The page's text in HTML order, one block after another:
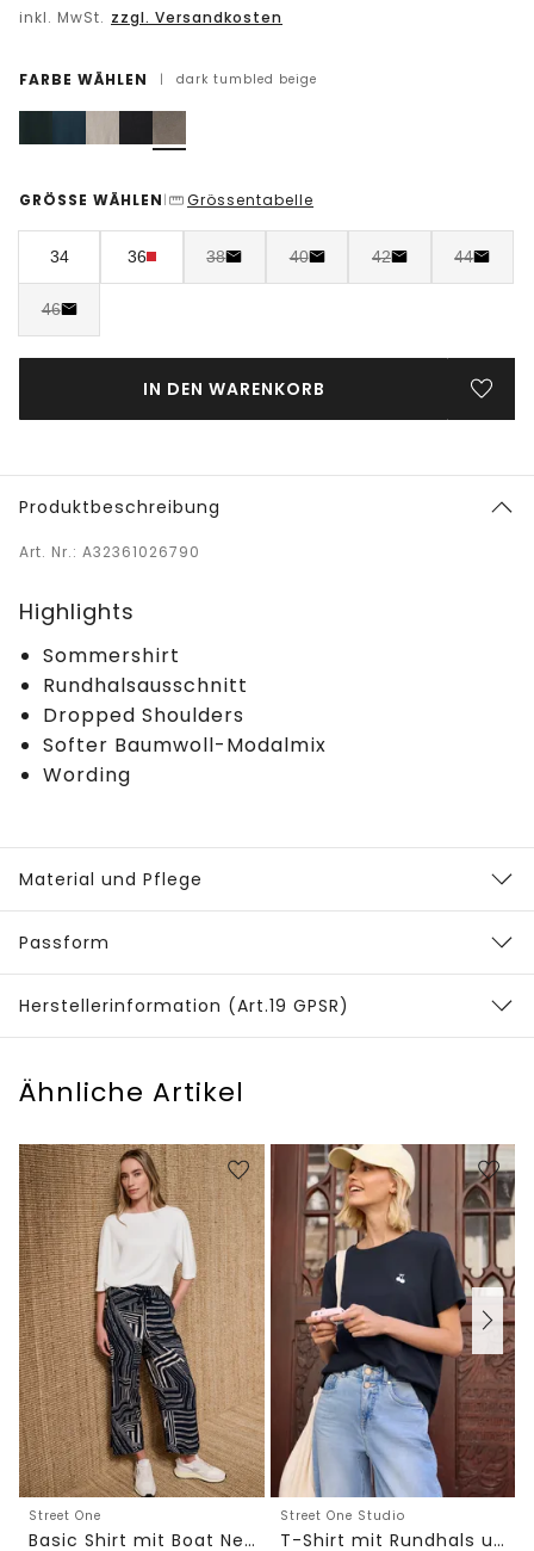
inkl. MwSt. zzgl. Versandkosten
FARBE WÄHLEN | dark tumbled beige
GRÖSSE WÄHLEN | Grössentabelle
34 36 38 40 42 44
46
IN DEN WARENKORB
Produktbeschreibung
Art. Nr.: A32361026790
Highlights
Sommershirt
Rundhalsausschnitt
Dropped Shoulders
Softer Baumwoll-Modalmix
Wording
Material und Pflege
Passform
Herstellerinformation (Art.19 GPSR)
Ähnliche Artikel
Street One
Basic Shirt mit Boat Neck und Elastikbund
Street One Studio
T-Shirt mit Rundhals und Embroidery-Detail